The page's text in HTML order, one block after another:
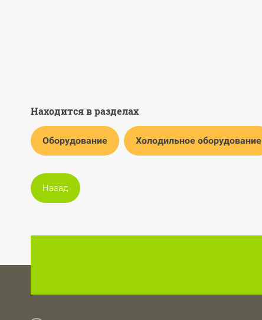
Находится в разделах
Оборудование Холодильное оборудование
Назад